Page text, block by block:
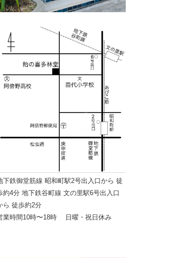
下鉄御堂筋線 昭和町駅2号出入口から 徒
約4分 地下鉄谷町線 文の里駅6号出入口
ら 徒歩約2分
業時間10時〜18時 日曜・祝日休み